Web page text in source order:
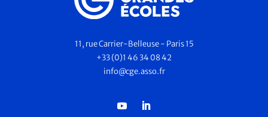
11, rue Carrier-Belleuse - Paris 15
+33 (0)1 46 34 08 42
info@cge.asso.fr